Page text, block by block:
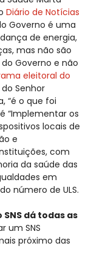
Diário de Notícias
Governo é uma
de energia,
mas não são
Governo e não
eleitoral do
Senhor
“é o que foi
“Implementar os
locais de
e
com
da saúde das
em
número de ULS.
dá todas as
um SNS
próximo das